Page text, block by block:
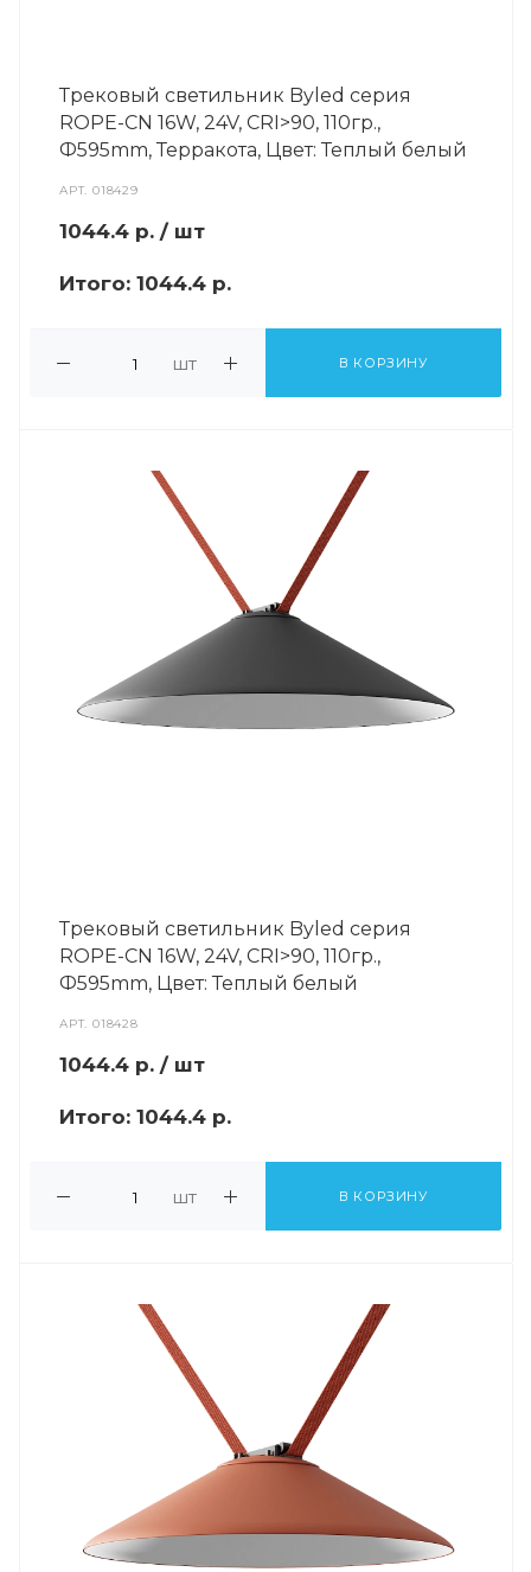
Трековый светильник Byled серия
ROPE-CN 16W, 24V, CRI>90, 110гр.,
Ф595mm, Терракота, Цвет: Теплый белый
АРТ.018429
1044.4 р. / шт
Итого: 1044.4 р.
шт В КОРЗИНУ
Трековый светильник Byled серия
ROPE-CN 16W, 24V, CRI>90, 110гр.,
Ф595mm, Цвет: Теплый белый
АРТ.018428
1044.4 р. / шт
Итого: 1044.4 р.
шт В КОРЗИНУ